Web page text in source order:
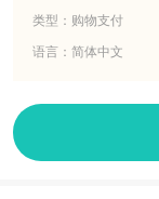
类型：购物支付
语言：简体中文